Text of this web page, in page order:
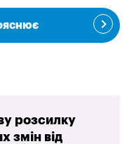
розсилку
змін від